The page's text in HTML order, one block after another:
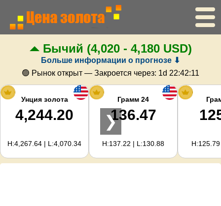
Главная
Цена золота
Цена серебра
Калькулятор золота
Для вебмастеров
Бычий (4,020 - 4,180 USD)
Больше информации о прогнозе ⬇
🟢 Рынок открыт — Закроется через: 1d 22:42:11
Унция золота
4,244.20
H:4,267.64 | L:4,070.34
Грамм 24
136.47
H:137.22 | L:130.88
❯